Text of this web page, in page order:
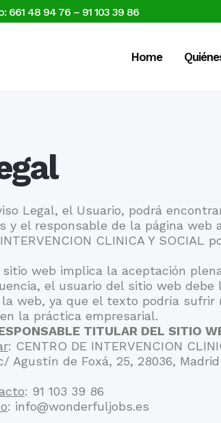
661 48 94 76 – 91 103 39 86
Home
Legal, el Usuario, podrá
y el responsable de la página
CLINICA Y
web implica la aceptación
el usuario del sitio web
web, ya que el texto podría
la práctica empresarial.
TITULAR DEL SITIO
: CENTRO DE INTERVENCION
Agustín de Foxá, 25, 28036, Madrid
: 91 103 39 86
: info@wonderfuljobs.es